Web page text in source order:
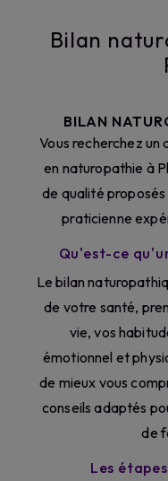
Bilan
BILAN
Vous recherchez
en naturopathie à
de qualité
praticienne
Qu'est-ce
Le bilan
de votre santé,
vie, vos
émotionnel et
de mieux vous
conseils adaptés
de
Les